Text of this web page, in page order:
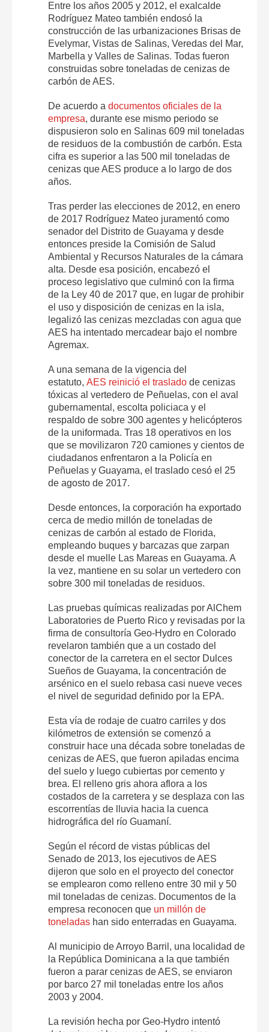
Entre los años 2005 y 2012, el exalcalde
Rodríguez Mateo también endosó la
construcción de las urbanizaciones Brisas de
Evelymar, Vistas de Salinas, Veredas del Mar,
Marbella y Valles de Salinas. Todas fueron
construidas sobre toneladas de cenizas de
carbón de AES.
De acuerdo a documentos oficiales de la
empresa, durante ese mismo periodo se
dispusieron solo en Salinas 609 mil toneladas
de residuos de la combustión de carbón. Esta
cifra es superior a las 500 mil toneladas de
cenizas que AES produce a lo largo de dos
años.
Tras perder las elecciones de 2012, en enero
de 2017 Rodríguez Mateo juramentó como
senador del Distrito de Guayama y desde
entonces preside la Comisión de Salud
Ambiental y Recursos Naturales de la cámara
alta. Desde esa posición, encabezó el
proceso legislativo que culminó con la firma
de la Ley 40 de 2017 que, en lugar de prohibir
el uso y disposición de cenizas en la isla,
legalizó las cenizas mezcladas con agua que
AES ha intentado mercadear bajo el nombre
Agremax.
A una semana de la vigencia del
estatuto, AES reinició el traslado de cenizas
tóxicas al vertedero de Peñuelas, con el aval
gubernamental, escolta policiaca y el
respaldo de sobre 300 agentes y helicópteros
de la uniformada. Tras 18 operativos en los
que se movilizaron 720 camiones y cientos de
ciudadanos enfrentaron a la Policía en
Peñuelas y Guayama, el traslado cesó el 25
de agosto de 2017.
Desde entonces, la corporación ha exportado
cerca de medio millón de toneladas de
cenizas de carbón al estado de Florida,
empleando buques y barcazas que zarpan
desde el muelle Las Mareas en Guayama. A
la vez, mantiene en su solar un vertedero con
sobre 300 mil toneladas de residuos.
Las pruebas químicas realizadas por AlChem
Laboratories de Puerto Rico y revisadas por la
firma de consultoría Geo-Hydro en Colorado
revelaron también que a un costado del
conector de la carretera en el sector Dulces
Sueños de Guayama, la concentración de
arsénico en el suelo rebasa casi nueve veces
el nivel de seguridad definido por la EPA.
Esta vía de rodaje de cuatro carriles y dos
kilómetros de extensión se comenzó a
construir hace una década sobre toneladas de
cenizas de AES, que fueron apiladas encima
del suelo y luego cubiertas por cemento y
brea. El relleno gris ahora aflora a los
costados de la carretera y se desplaza con las
escorrentías de lluvia hacia la cuenca
hidrográfica del río Guamaní.
Según el récord de vistas públicas del
Senado de 2013, los ejecutivos de AES
dijeron que solo en el proyecto del conector
se emplearon como relleno entre 30 mil y 50
mil toneladas de cenizas. Documentos de la
empresa reconocen que un millón de
toneladas han sido enterradas en Guayama.
Al municipio de Arroyo Barril, una localidad de
la República Dominicana a la que también
fueron a parar cenizas de AES, se enviaron
por barco 27 mil toneladas entre los años
2003 y 2004.
La revisión hecha por Geo-Hydro intentó